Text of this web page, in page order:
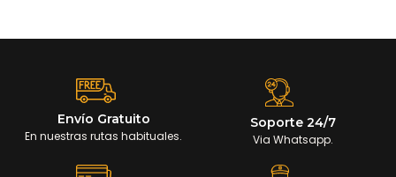
Envío Gratuito
En nuestras rutas habituales.
Soporte 24/7
Via Whatsapp.